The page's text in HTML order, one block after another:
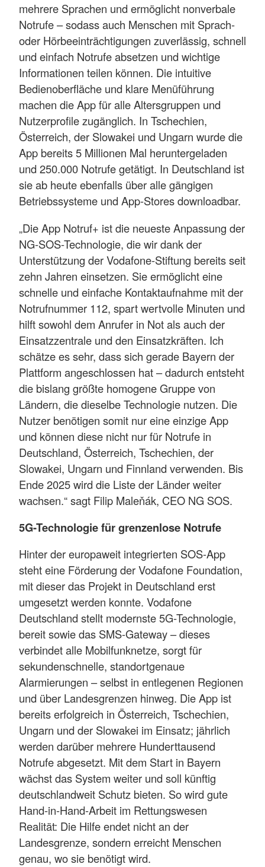
mehrere Sprachen und ermöglicht nonverbale
Notrufe – sodass auch Menschen mit Sprach-
oder Hörbeeinträchtigungen zuverlässig, schnell
und einfach Notrufe absetzen und wichtige
Informationen teilen können. Die intuitive
Bedienoberfläche und klare Menüführung
machen die App für alle Altersgruppen und
Nutzerprofile zugänglich. In Tschechien,
Österreich, der Slowakei und Ungarn wurde die
App bereits 5 Millionen Mal heruntergeladen
und 250.000 Notrufe getätigt. In Deutschland ist
sie ab heute ebenfalls über alle gängigen
Betriebssysteme und App-Stores downloadbar.
„Die App Notruf+ ist die neueste Anpassung der
NG-SOS-Technologie, die wir dank der
Unterstützung der Vodafone-Stiftung bereits seit
zehn Jahren einsetzen. Sie ermöglicht eine
schnelle und einfache Kontaktaufnahme mit der
Notrufnummer 112, spart wertvolle Minuten und
hilft sowohl dem Anrufer in Not als auch der
Einsatzzentrale und den Einsatzkräften. Ich
schätze es sehr, dass sich gerade Bayern der
Plattform angeschlossen hat – dadurch entsteht
die bislang größte homogene Gruppe von
Ländern, die dieselbe Technologie nutzen. Die
Nutzer benötigen somit nur eine einzige App
und können diese nicht nur für Notrufe in
Deutschland, Österreich, Tschechien, der
Slowakei, Ungarn und Finnland verwenden. Bis
Ende 2025 wird die Liste der Länder weiter
wachsen.“ sagt Filip Maleňák, CEO NG SOS.
5G-Technologie für grenzenlose Notrufe
Hinter der europaweit integrierten SOS-App
steht eine Förderung der Vodafone Foundation,
mit dieser das Projekt in Deutschland erst
umgesetzt werden konnte. Vodafone
Deutschland stellt modernste 5G-Technologie,
bereit sowie das SMS-Gateway – dieses
verbindet alle Mobilfunknetze, sorgt für
sekundenschnelle, standortgenaue
Alarmierungen – selbst in entlegenen Regionen
und über Landesgrenzen hinweg. Die App ist
bereits erfolgreich in Österreich, Tschechien,
Ungarn und der Slowakei im Einsatz; jährlich
werden darüber mehrere Hunderttausend
Notrufe abgesetzt. Mit dem Start in Bayern
wächst das System weiter und soll künftig
deutschlandweit Schutz bieten. So wird gute
Hand-in-Hand-Arbeit im Rettungswesen
Realität: Die Hilfe endet nicht an der
Landesgrenze, sondern erreicht Menschen
genau, wo sie benötigt wird.